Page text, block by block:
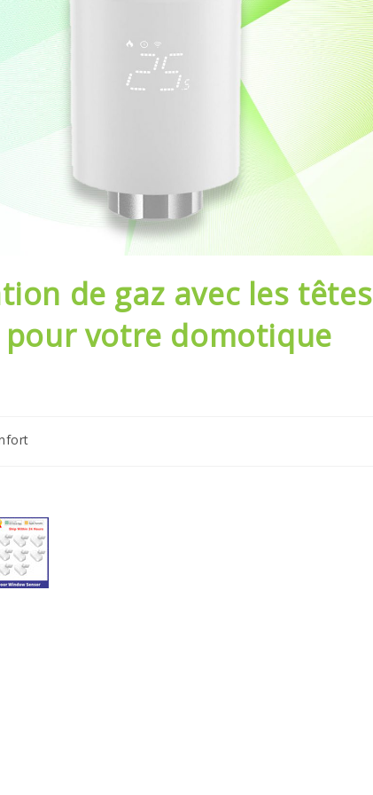
de gaz avec les têtes
votre domotique